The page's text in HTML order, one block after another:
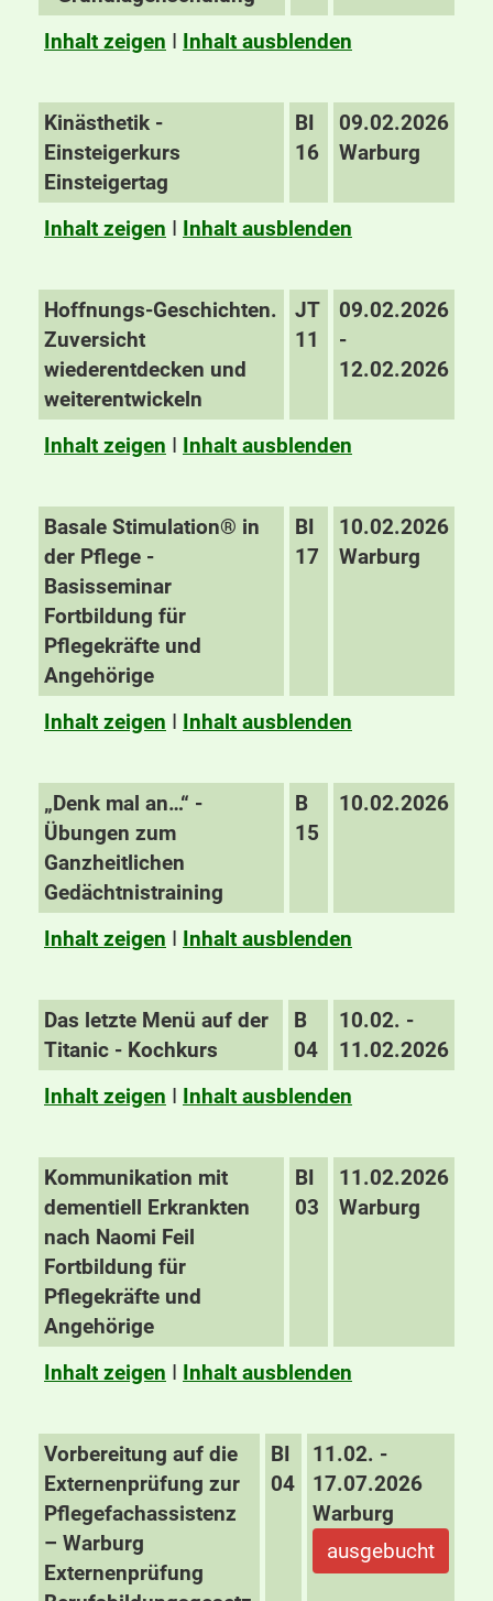
Inhalt zeigen I Inhalt ausblenden
Kinästhetik -
Einsteigerkurs
Einsteigertag
BI
16
09.02.2026
Warburg
Inhalt zeigen I Inhalt ausblenden
Hoffnungs-Geschichten.
Zuversicht
wiederentdecken und
weiterentwickeln
JT
11
09.02.2026
-
12.02.2026
Inhalt zeigen I Inhalt ausblenden
Basale Stimulation® in
der Pflege -
Basisseminar
Fortbildung für
Pflegekräfte und
Angehörige
BI
17
10.02.2026
Warburg
Inhalt zeigen I Inhalt ausblenden
„Denk mal an…“ -
Übungen zum
Ganzheitlichen
Gedächtnistraining
B
15
10.02.2026
Inhalt zeigen I Inhalt ausblenden
Das letzte Menü auf der
Titanic - Kochkurs
B
04
10.02. -
11.02.2026
Inhalt zeigen I Inhalt ausblenden
Kommunikation mit
dementiell Erkrankten
nach Naomi Feil
Fortbildung für
Pflegekräfte und
Angehörige
BI
03
11.02.2026
Warburg
Inhalt zeigen I Inhalt ausblenden
Vorbereitung auf die
Externenprüfung zur
Pflegefachassistenz
– Warburg
Externenprüfung
BI
04
11.02. -
17.07.2026
Warburg
ausgebucht